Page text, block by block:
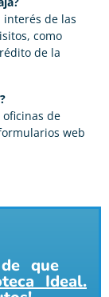
interés de las
como
de la
de
web
de que
Ideal.